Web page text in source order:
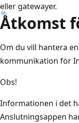
eller gatewayer.
Åtkomst
Om du vill hantera
kommunikation för
Obs!
Informationen i det
Anslutningsappen